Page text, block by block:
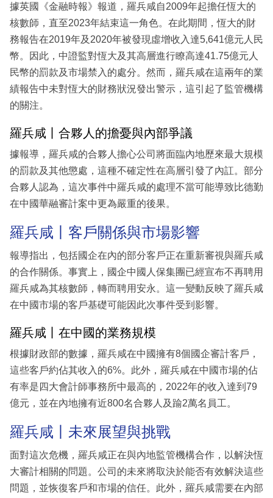
據英國《金融時報》報道，羅兵咸自2009年起擔任恆大的
核數師，直至2023年結束這一角色。在此期間，恆大的財
務報告在2019年及2020年被發現虛增收入達5,641億元人民
幣。因此，中證監對恆大及其高層進行瞭高達41.75億元人
民幣的罰款及市場禁入的處分。然而，羅兵咸在這兩年的業
績報告中未對恆大的財務狀況發出警示，這引起了監管機構
的關注。
羅兵咸丨合夥人的擔憂與內部爭議
據報導，羅兵咸的合夥人擔心公司將面臨內地歷來最大規模
的罰款及其他懲處，這種不確定性在高層引發了內訌。部分
合夥人認為，這次事件中羅兵咸的處理不當可能導致比德勤
在中國華融審計案中更為嚴重的後果。
羅兵咸丨客戶關係與市場影響
報導指出，包括國企在內的部分客戶正在重新審視與羅兵咸
的合作關係。事實上，國企中國人保集團已經宣布不再聘用
羅兵咸為其核數師，轉而聘用安永。這一變動反映了羅兵咸
在中國市場的客戶基礎可能因此次事件受到影響。
羅兵咸丨在中國的業務規模
根據財政部的數據，羅兵咸在中國擁有8個國企審計客戶，
這些客戶約佔其收入的6%。此外，羅兵咸在中國市場的佔
有率是四大會計師事務所中最高的，2022年的收入達到79
億元，並在內地擁有近800名合夥人及踰2萬名員工。
羅兵咸丨未來展望與挑戰
面對這次危機，羅兵咸正在與內地監管機構合作，以解決恆
大審計相關的問題。公司的未來將取決於能否有效解決這些
問題，並恢復客戶和市場的信任。此外，羅兵咸需要在內部